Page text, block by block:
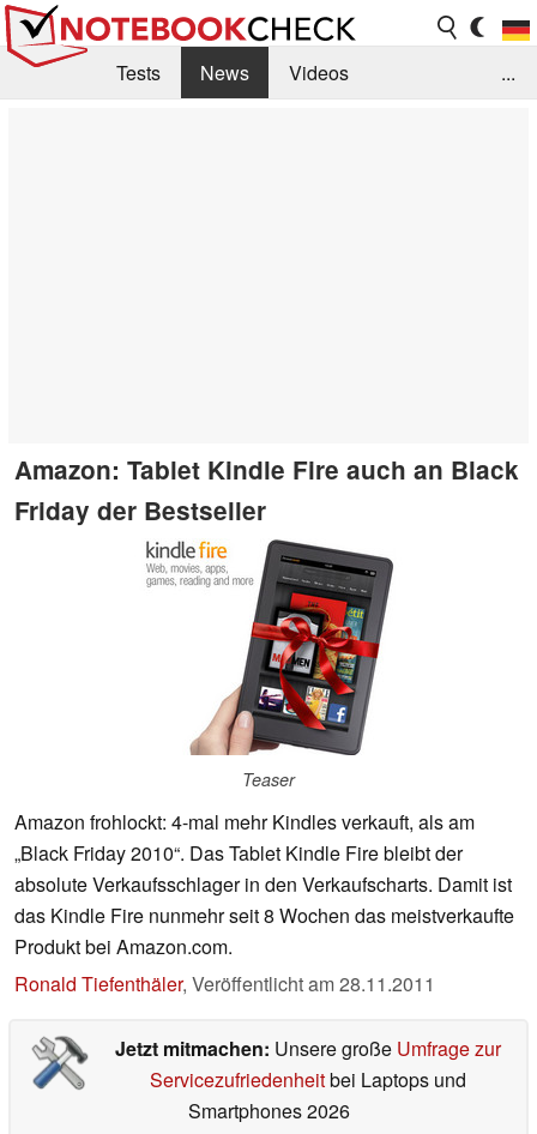
Tests News
Videos
...
Amazon: Tablet Kindle Fire auch an Black
Friday der Bestseller
Teaser
Amazon frohlockt: 4-mal mehr Kindles verkauft, als am
„Black Friday 2010“. Das Tablet Kindle Fire bleibt der
absolute Verkaufsschlager in den Verkaufscharts. Damit ist
das Kindle Fire nunmehr seit 8 Wochen das meistverkaufte
Produkt bei Amazon.com.
Ronald Tiefenthäler, Veröffentlicht am28.11.2011
Jetzt mitmachen: Unsere große Umfrage zur
Servicezufriedenheitbei Laptops und
Smartphones 2026